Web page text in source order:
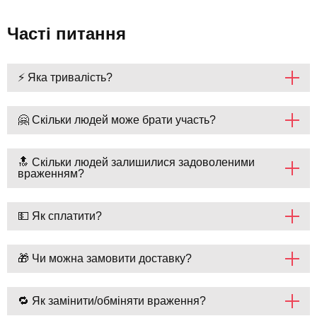
Часті питання
⚡ Яка тривалість?
🤗 Скільки людей може брати участь?
🔝 Скільки людей залишилися задоволеними
враженням?
💵 Як сплатити?
🎁 Чи можна замовити доставку?
🔁 Як замінити/обміняти враження?